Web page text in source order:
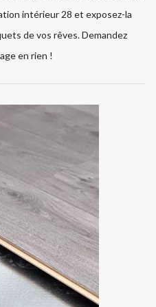
intérieur 28 et exposez-la
de vos rêves. Demandez
en rien !